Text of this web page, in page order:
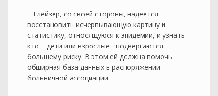
Глейзер, со своей стороны, надеется
восстановить исчерпывающую картину и
статистику, относящуюся к эпидемии, и узнать
кто – дети или взрослые - подвергаются
большему риску. В этом ей должна помочь
обширная база данных в распоряжении
больничной ассоциации.